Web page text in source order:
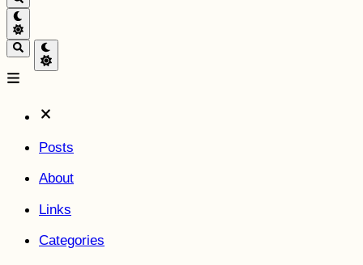
Posts
About
Links
Categories